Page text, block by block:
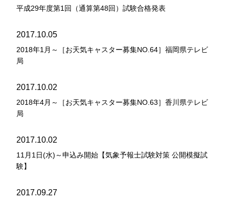
平成29年度第1回（通算第48回）試験合格発表
2017.10.05
2018年1月～［お天気キャスター募集NO.64］福岡県テレビ
局
2017.10.02
2018年4月～［お天気キャスター募集NO.63］香川県テレビ
局
2017.10.02
11月1日(水)～申込み開始【気象予報士試験対策 公開模擬試
験】
2017.09.27